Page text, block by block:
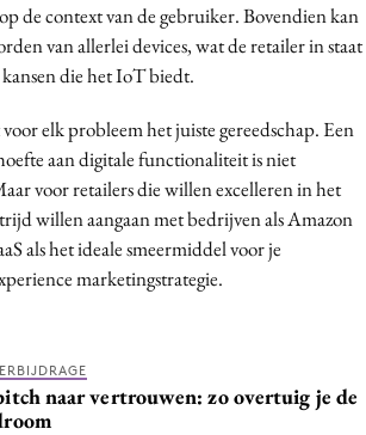
de context van de gebruiker. Bovendien kan
van allerlei devices, wat de retailer in staat
die het IoT biedt.
elk probleem het juiste gereedschap. Een
aan digitale functionaliteit is niet
voor retailers die willen excelleren in het
willen aangaan met bedrijven als Amazon
als het ideale smeermiddel voor je
marketingstrategie.
naar vertrouwen: zo overtuig je de